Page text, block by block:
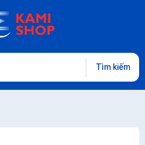
Tìm kiếm